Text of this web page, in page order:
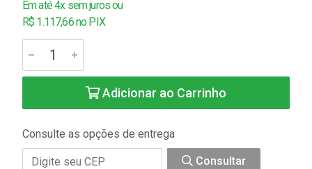
Em até 4x sem juros ou
R$ 1.117,66 no PIX
Adicionar ao Carrinho
Consulte as opções de entrega
Consultar